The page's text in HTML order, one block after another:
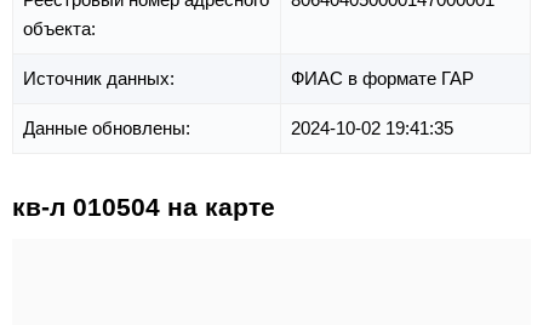
объекта:
Источник данных: ФИАС в формате ГАР
Данные обновлены: 2024-10-02 19:41:35
кв-л 010504 на карте